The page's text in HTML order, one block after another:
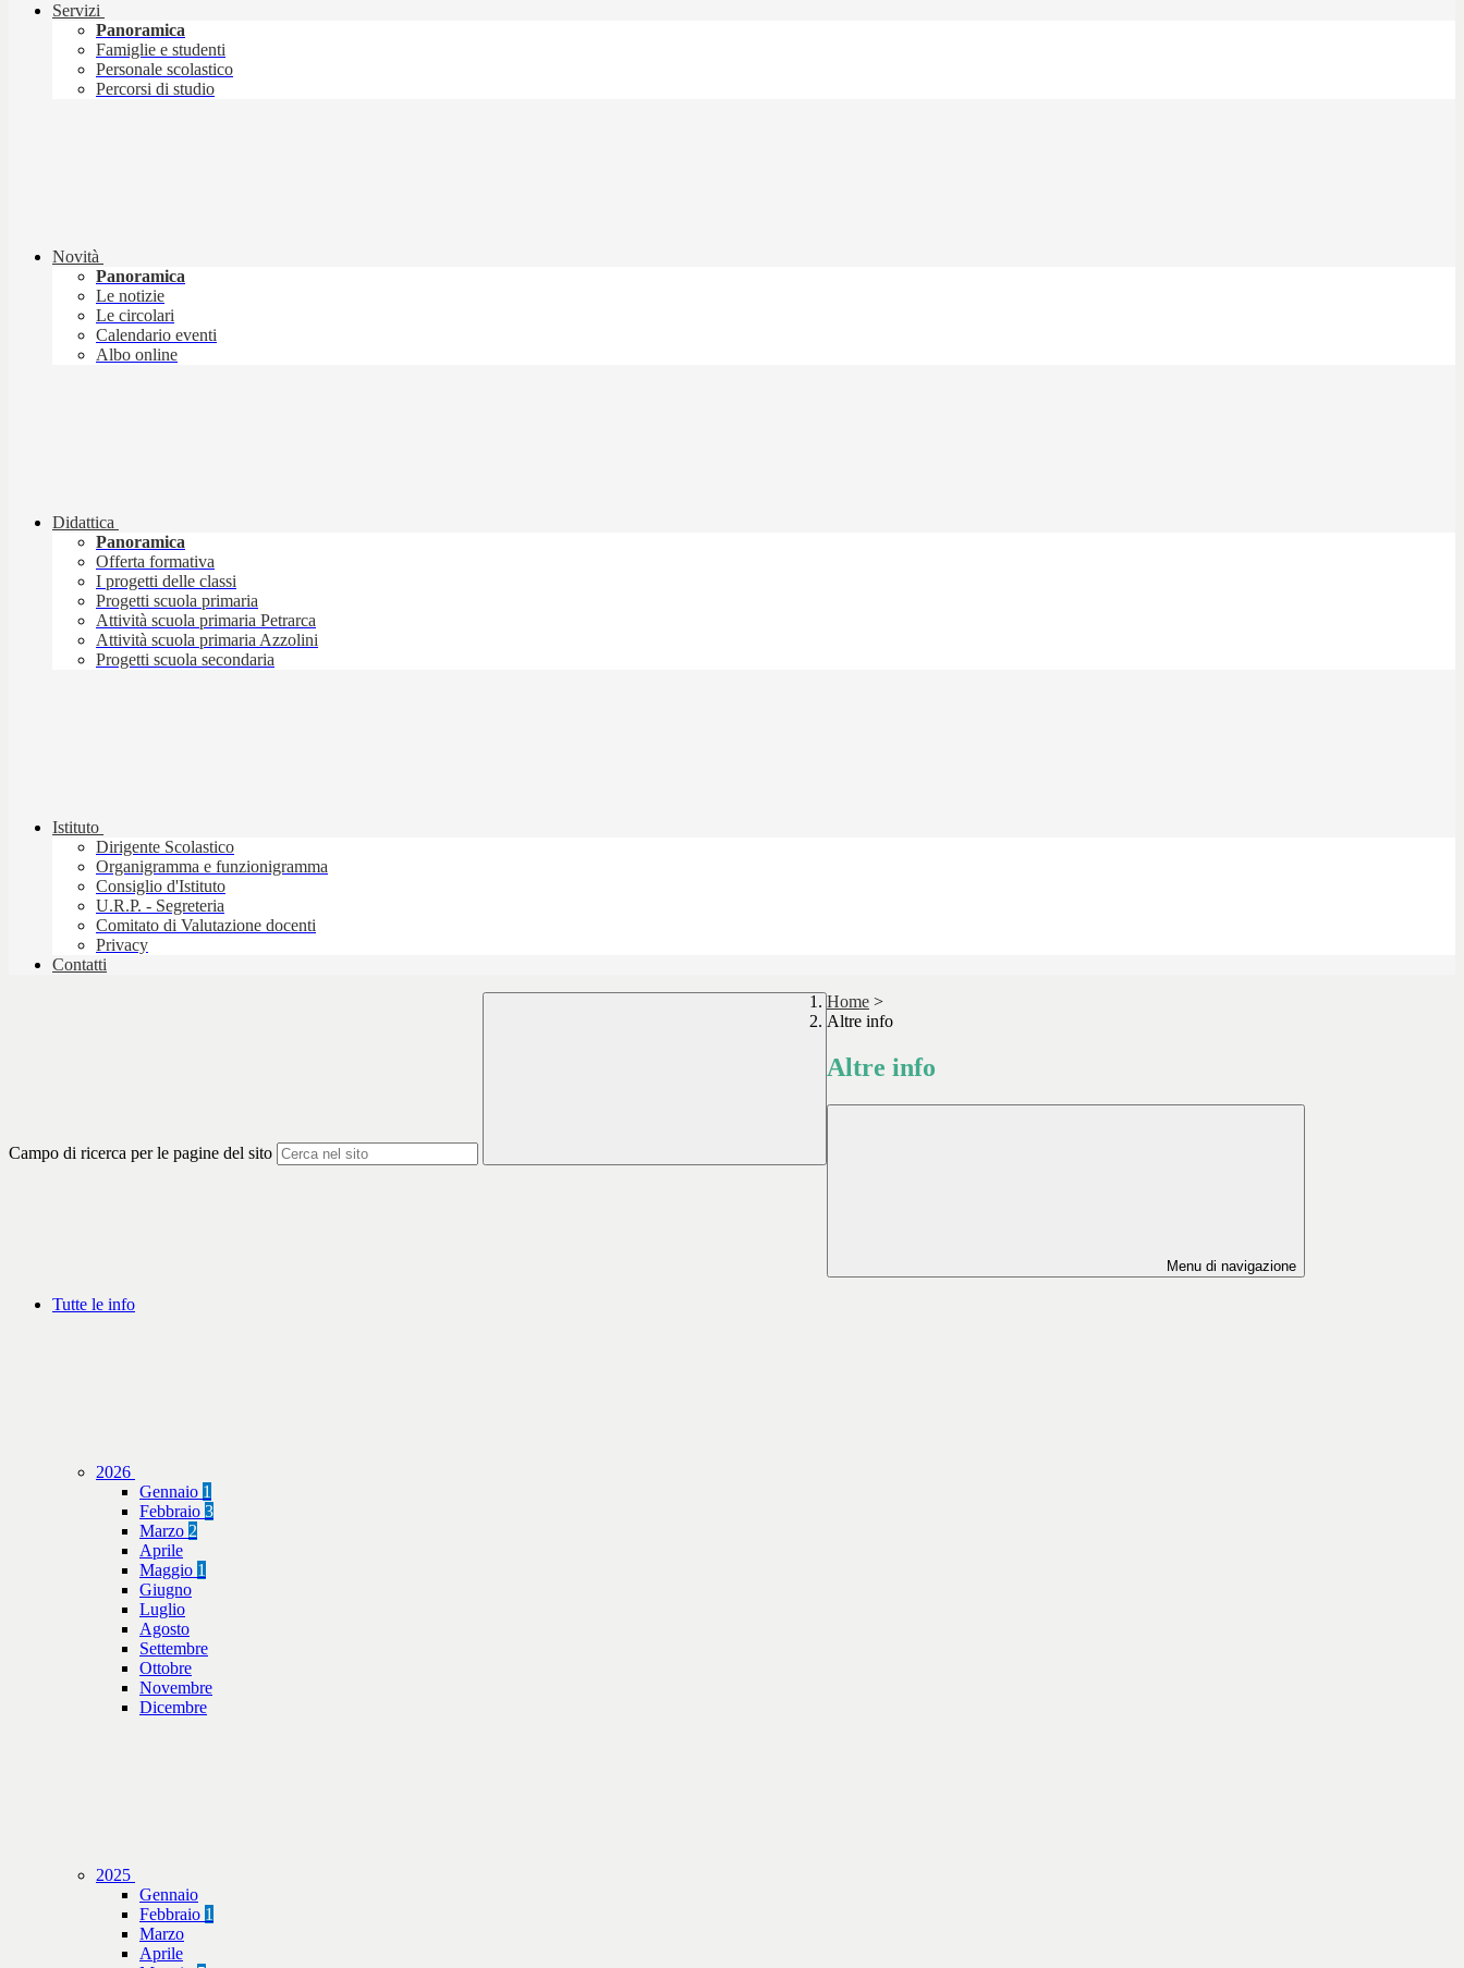
Servizi
Panoramica
Famiglie e studenti
Personale scolastico
Percorsi di studio
Novità
Panoramica
Le notizie
Le circolari
Calendario eventi
Albo online
Didattica
Panoramica
Offerta formativa
I progetti delle classi
Progetti scuola primaria
Attività scuola primaria Petrarca
Attività scuola primaria Azzolini
Progetti scuola secondaria
Istituto
Dirigente Scolastico
Organigramma e funzionigramma
Consiglio d'Istituto
U.R.P. - Segreteria
Comitato di Valutazione docenti
Privacy
Contatti
Campo di ricerca per le pagine del sito
Home >
Altre info
Altre info
Menu di navigazione
Tutte le info
2026
Gennaio 1
Febbraio 3
Marzo 2
Aprile
Maggio 1
Giugno
Luglio
Agosto
Settembre
Ottobre
Novembre
Dicembre
2025
Gennaio
Febbraio 1
Marzo
Aprile